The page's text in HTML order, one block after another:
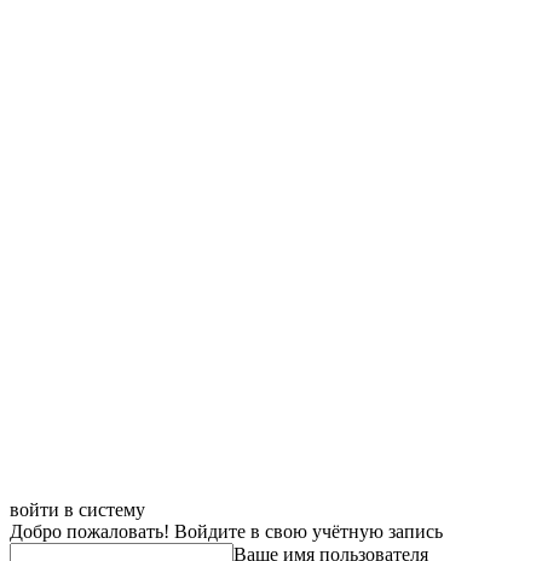
войти в систему
Добро пожаловать! Войдите в свою учётную запись
Ваше имя пользователя